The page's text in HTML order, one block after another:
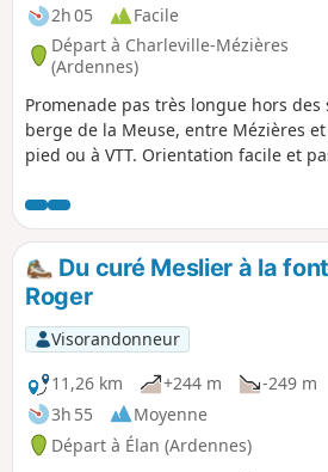
2h 05
Facile
Départ à Charleville-Mézières
(Ardennes)
Promenade pas très longue hors
berge de la Meuse, entre Mézières
pied ou à VTT. Orientation facile et
Sormonne mais la majorité de la
Du curé Meslier à la
Roger
Visorandonneur
11,26 km
+244 m
-249 m
3h 55
Moyenne
Départ à Élan (Ardennes)